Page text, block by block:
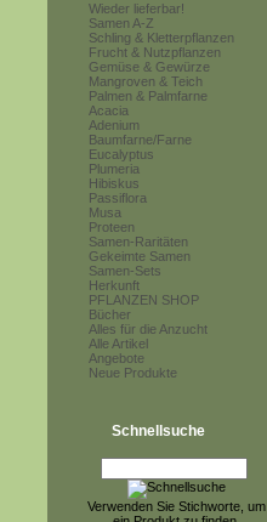
Wieder lieferbar!
Samen A-Z
Schling & Kletterpflanzen
Frucht & Nutzpflanzen
Gemüse & Gewürze
Mangroven & Teich
Palmen & Palmfarne
Acacia
Adenium
Baumfarne/Farne
Eucalyptus
Plumeria
Hibiskus
Passiflora
Musa
Proteen
Samen-Raritäten
Gekeimte Samen
Samen-Sets
Herkunft
PFLANZEN SHOP
Bücher
Alles für die Anzucht
Alle Artikel
Angebote
Neue Produkte
Schnellsuche
Verwenden Sie Stichworte, um